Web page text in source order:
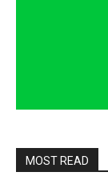
MOST READ